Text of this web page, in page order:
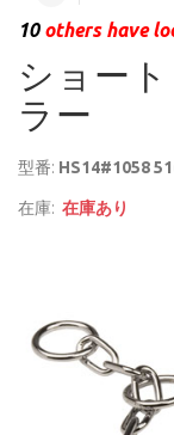
10others have
ショー
ラー
型番: HS14#1058
在庫: 在庫あり